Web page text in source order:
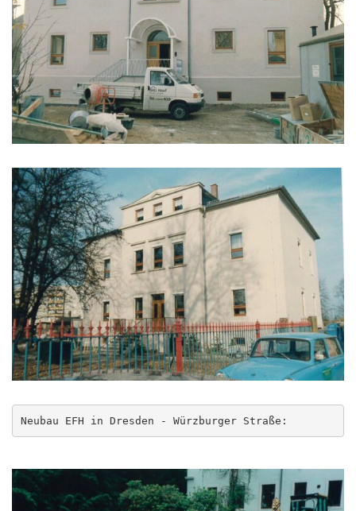
Neubau EFH in Dresden - Würzburger Straße: